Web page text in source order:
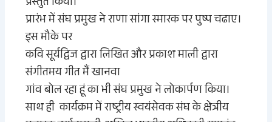
प्रारंभ में संघ प्रमुख ने राणा सांगा स्मारक पर पुष्प चढाए।
इस मौके पर
कवि सूर्यद्विज द्वारा लिखित और प्रकाश माली द्वारा
संगीतमय गीत मैं खानवा
गांव बोल रहा हूं का भी संघ प्रमुख ने लोकार्पण किया।
साथ ही कार्यक्रम मेंराष्ट्रीयस्वयंसेवक संघकेक्षेत्रीय